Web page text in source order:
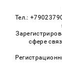
Тел.:
сфере